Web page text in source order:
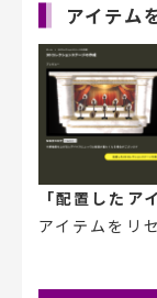
アイテム
「配置したア
アイテムをリ